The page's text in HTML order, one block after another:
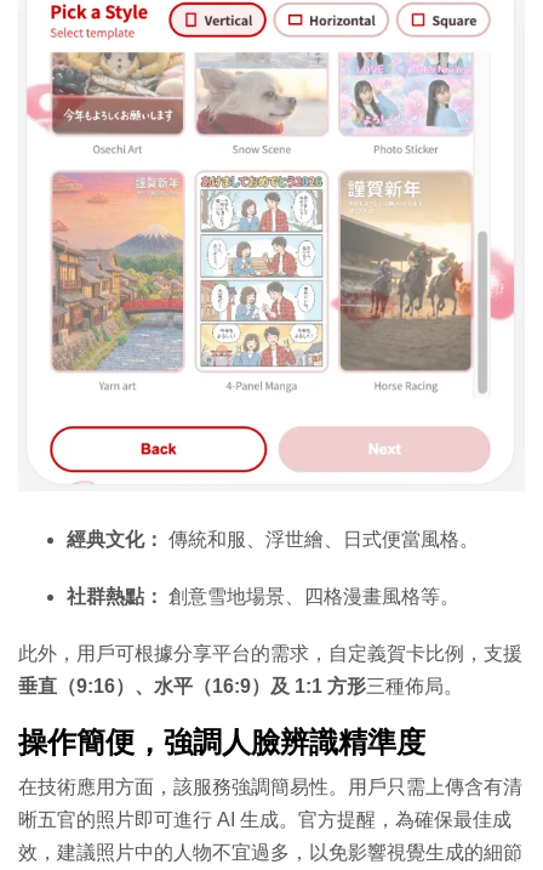
經典文化： 傳統和服、浮世繪、日式便當風格。
社群熱點： 創意雪地場景、四格漫畫風格等。
此外，用戶可根據分享平台的需求，自定義賀卡比例，支援
垂直（9:16）、水平（16:9）及 1:1 方形三種佈局。
操作簡便，強調人臉辨識精準度
在技術應用方面，該服務強調簡易性。用戶只需上傳含有清
晰五官的照片即可進行 AI 生成。官方提醒，為確保最佳成
效，建議照片中的人物不宜過多，以免影響視覺生成的細節